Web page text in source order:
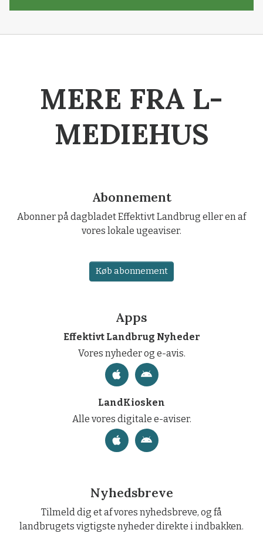
MERE FRA L-
MEDIEHUS
Abonnement
Abonner på dagbladet Effektivt Landbrug eller en af
vores lokale ugeaviser.
Køb abonnement
Apps
Effektivt Landbrug Nyheder
Vores nyheder og e-avis.
LandKiosken
Alle vores digitale e-aviser.
Nyhedsbreve
Tilmeld dig et af vores nyhedsbreve, og få
landbrugets vigtigste nyheder direkte i indbakken.